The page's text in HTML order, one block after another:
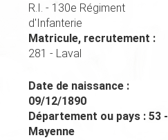
R.I. - 130e Régiment
d'Infanterie
Matricule, recrutement :
281 - Laval
Date de naissance :
09/12/1890
Département ou pays : 53 -
Mayenne